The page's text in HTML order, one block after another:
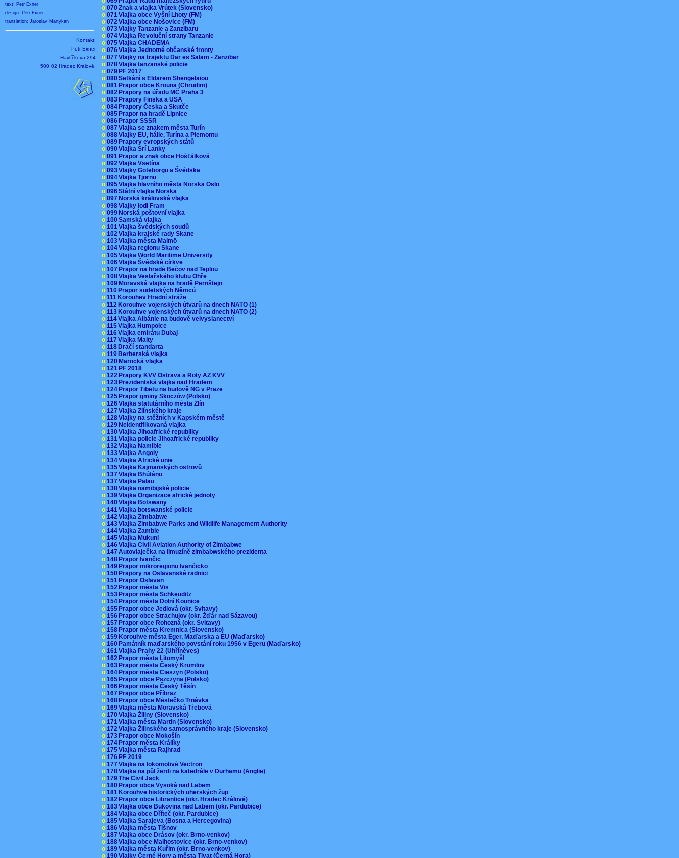
text: Petr Exner
design: Petr Exner
translation: Jaroslav Martykán
Kontakt:
Petr Exner
Havlíčkova 294
500 02 Hradec Králové.
o 070 Znak a vlajka Vrútek (Slovensko)
o 071 Vlajka obce Vyšní Lhoty (FM)
o 072 Vlajka obce Nošovice (FM)
o 073 Vlajky Tanzanie a Zanzibaru
o 074 Vlajka Revoluční strany Tanzanie
o 075 Vlajka CHADEMA
o 076 Vlajka Jednotné občanské fronty
o 077 Vlajky na trajektu Dar es Salam - Zanzibar
o 078 Vlajka tanzanské policie
o 079 PF 2017
o 080 Setkání s Eldarem Shengelaiou
o 081 Prapor obce Krouna (Chrudim)
o 082 Prapory na úřadu MČ Praha 3
o 083 Prapory Finska a USA
o 084 Prapory Česka a Skutče
o 085 Prapor na hradě Lipnice
o 086 Prapor SSSR
o 087 Vlajka se znakem města Turín
o 088 Vlajky EU, Itálie, Turína a Piemontu
o 089 Prapory evropských států
o 090 Vlajka Srí Lanky
o 091 Prapor a znak obce Hošťálková
o 092 Vlajka Vsetína
o 093 Vlajky Göteborgu a Švédska
o 094 Vlajka Tjörnu
o 095 Vlajka hlavního města Norska Oslo
o 096 Státní vlajka Norska
o 097 Norská královská vlajka
o 098 Vlajky lodi Fram
o 099 Norská poštovní vlajka
o 100 Samská vlajka
o 101 Vlajka švédských soudů
o 102 Vlajka krajské rady Skane
o 103 Vlajka města Malmö
o 104 Vlajka regionu Skane
o 105 Vlajka World Maritime University
o 106 Vlajka Švédské církve
o 107 Prapor na hradě Bečov nad Teplou
o 108 Vlajka Veslařského klubu Ohře
o 109 Moravská vlajka na hradě Pernštejn
o 110 Prapor sudetských Němců
o 111 Korouhev Hradní stráže
o 112 Korouhve vojenských útvarů na dnech NATO (1)
o 113 Korouhve vojenských útvarů na dnech NATO (2)
o 114 Vlajka Albánie na budově velvyslanectví
o 115 Vlajka Humpolce
o 116 Vlajka emirátu Dubaj
o 117 Vlajka Malty
o 118 Dračí standarta
o 119 Berberská vlajka
o 120 Marocká vlajka
o 121 PF 2018
o 122 Prapory KVV Ostrava a Roty AZ KVV
o 123 Prezidentská vlajka nad Hradem
o 124 Prapor Tibetu na budově NG v Praze
o 125 Prapor gminy Skoczów (Polsko)
o 126 Vlajka statutárního města Zlín
o 127 Vlajka Zlínského kraje
o 128 Vlajky na stěžních v Kapském městě
o 129 Neidentifikovaná vlajka
o 130 Vlajka Jihoafrické republiky
o 131 Vlajka policie Jihoafrické republiky
o 132 Vlajka Namibie
o 133 Vlajka Angoly
o 134 Vlajka Africké unie
o 135 Vlajka Kajmanských ostrovů
o 137 Vlajka Bhútánu
o 137 Vlajka Palau
o 138 Vlajka namibijské policie
o 139 Vlajka Organizace africké jednoty
o 140 Vlajka Botswany
o 141 Vlajka botswanské policie
o 142 Vlajka Zimbabwe
o 143 Vlajka Zimbabwe Parks and Wildlife Management Authority
o 144 Vlajka Zambie
o 145 Vlajka Mukuni
o 146 Vlajka Civil Aviation Authority of Zimbabwe
o 147 Autovlaječka na limuzíně zimbabwského prezidenta
o 148 Prapor Ivančic
o 149 Prapor mikroregionu Ivančicko
o 150 Prapory na Oslavanské radnici
o 151 Prapor Oslavan
o 152 Prapor města Vis
o 153 Prapor města Schkeuditz
o 154 Prapor města Dolní Kounice
o 155 Prapor obce Jedlová (okr. Svitavy)
o 156 Prapor obce Strachujov (okr. Žďár nad Sázavou)
o 157 Prapor obce Rohozná (okr. Svitavy)
o 158 Prapor města Kremnica (Slovensko)
o 159 Korouhve města Eger, Maďarska a EU (Maďarsko)
o 160 Památník maďarského povstání roku 1956 v Egeru (Maďarsko)
o 161 Vlajka Prahy 22 (Uhříněves)
o 162 Prapor města Litomyšl
o 163 Prapor města Český Krumlov
o 164 Prapor města Cieszyn (Polsko)
o 165 Prapor obce Pszczyna (Polsko)
o 166 Prapor města Český Těšín
o 167 Prapor obce Příbraz
o 168 Prapor obce Městečko Trnávka
o 169 Vlajka města Moravská Třebová
o 170 Vlajka Žiliny (Slovensko)
o 171 Vlajka města Martin (Slovensko)
o 172 Vlajka Žilinského samosprávného kraje (Slovensko)
o 173 Prapor obce Mokošín
o 174 Prapor města Králíky
o 175 Vlajka města Rajhrad
o 176 PF 2019
o 177 Vlajka na lokomotivě Vectron
o 178 Vlajka na půl žerdi na katedrále v Durhamu (Anglie)
o 179 The Civil Jack
o 180 Prapor obce Vysoká nad Labem
o 181 Korouhve historických uherských žup
o 182 Prapor obce Librantice (okr. Hradec Králové)
o 183 Vlajka obce Bukovina nad Labem (okr. Pardubice)
o 184 Vlajka obce Dříteč (okr. Pardubice)
o 185 Vlajka Sarajeva (Bosna a Hercegovina)
o 186 Vlajka města Tišnov
o 187 Vlajka obce Drásov (okr. Brno-venkov)
o 188 Vlajka obce Malhostovice (okr. Brno-venkov)
o 189 Vlajka města Kuřim (okr. Brno-venkov)
o 190 Vlajky Černé Hory a města Tivat (Černá Hora)